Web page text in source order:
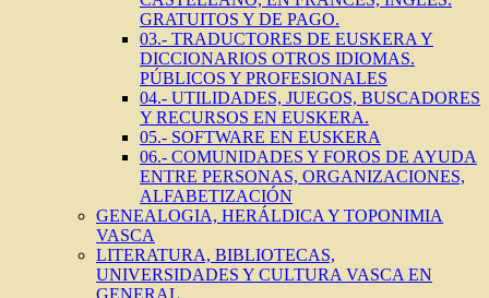
GRATUITOS Y DE PAGO.
03.- TRADUCTORES DE EUSKERA Y
DICCIONARIOS OTROS IDIOMAS.
PÚBLICOS Y PROFESIONALES
04.- UTILIDADES, JUEGOS, BUSCADORES
Y RECURSOS EN EUSKERA.
05.- SOFTWARE EN EUSKERA
06.- COMUNIDADES Y FOROS DE AYUDA
ENTRE PERSONAS, ORGANIZACIONES,
ALFABETIZACIÓN
GENEALOGIA, HERÁLDICA Y TOPONIMIA
VASCA
LITERATURA, BIBLIOTECAS,
UNIVERSIDADES Y CULTURA VASCA EN
GENERAL